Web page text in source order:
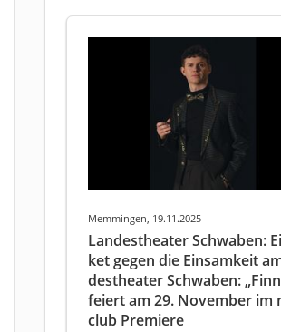
Memmingen, 19.11.2025
Landestheater Schwaben:
ket gegen die Einsamkeit
destheater Schwaben:
feiert am 29. November im
club Premiere